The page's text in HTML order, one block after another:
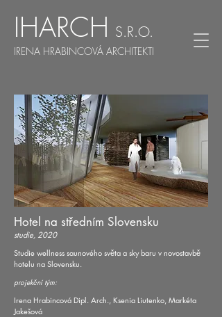
IHARCH S.R.O.
IRENA HRABINCOVÁ ARCHITEKTI
Hotel na středním Slovensku
studie, 2020
Studie wellness saunového světa a sky baru v novostavbě
hotelu na Slovensku.
projekční tým:
Irena Hrabincová Dipl. Arch., Ksenia Liutenko, Markéta
Jakešová